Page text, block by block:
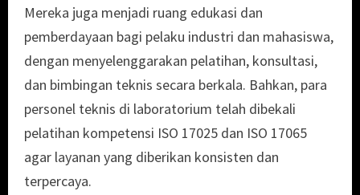
Mereka juga menjadi ruang edukasi dan
pemberdayaan bagi pelaku industri dan mahasiswa,
dengan menyelenggarakan pelatihan, konsultasi,
dan bimbingan teknis secara berkala. Bahkan, para
personel teknis di laboratorium telah dibekali
pelatihan kompetensi ISO 17025 dan ISO 17065
agar layanan yang diberikan konsisten dan
terpercaya.